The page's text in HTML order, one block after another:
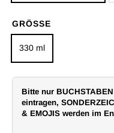
GRÖSSE
330 ml
Bitte nur
eintragen,
& EMOJIS werden im